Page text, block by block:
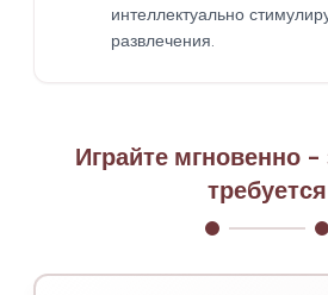
интеллектуально
развлечения.
Играйте мгновенно -
требуется